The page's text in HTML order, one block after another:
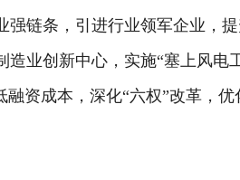
链条，引进行业领军企业，
业创新中心，实施“塞上风
资成本，深化“六权”改革，